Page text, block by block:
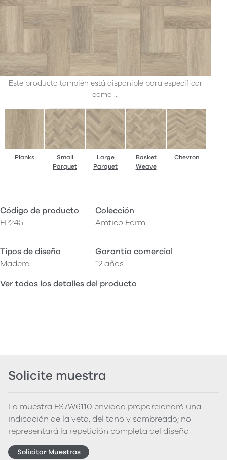
Este producto también está disponible para especificar
como ...
Planks
Small
Parquet
Large
Parquet
Basket
Weave
Chevron
Código de producto
FP245
Colección
Amtico Form
Tipos de diseño
Madera
Garantía comercial
12 años
Ver todos los detalles del producto
Solicite muestra
La muestra FS7W6110 enviada proporcionará una
indicación de la veta, del tono y sombreado; no
representará la repetición completa del diseño.
Solicitar Muestras